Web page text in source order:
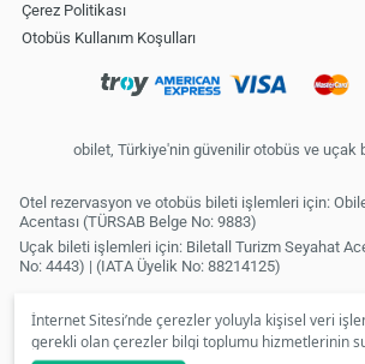
İnternet Sitesi’nde çerezler yoluyla kişisel veri
gerekli olan çerezler bilgi toplumu hizmetlerinin
Çerez Politikası
Otobüs Kullanım Koşulları
obilet, Türkiye'nin güvenilir otobüs ve uçak
Otel rezervasyon ve otobüs bileti işlemleri için:
Acentası (TÜRSAB Belge No: 9883)
Uçak bileti işlemleri için: Biletall Turizm Seyahat
No: 4443) | (IATA Üyelik No: 88214125)